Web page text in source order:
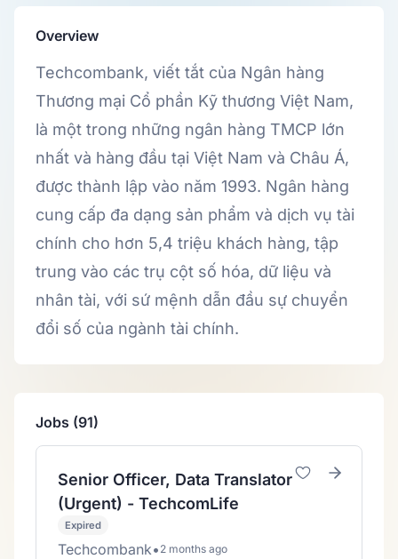
Overview
Techcombank, viết tắt của Ngân hàng
Thương mại Cổ phần Kỹ thương Việt Nam,
là một trong những ngân hàng TMCP lớn
nhất và hàng đầu tại Việt Nam và Châu Á,
được thành lập vào năm 1993. Ngân hàng
cung cấp đa dạng sản phẩm và dịch vụ tài
chính cho hơn 5,4 triệu khách hàng, tập
trung vào các trụ cột số hóa, dữ liệu và
nhân tài, với sứ mệnh dẫn đầu sự chuyển
đổi số của ngành tài chính.
Jobs (91)
Senior Officer, Data Translator
(Urgent) - TechcomLife
Expired
Techcombank• 2 months ago